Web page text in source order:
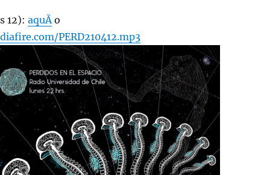
12): aquÃ­o
PERD210412.mp3